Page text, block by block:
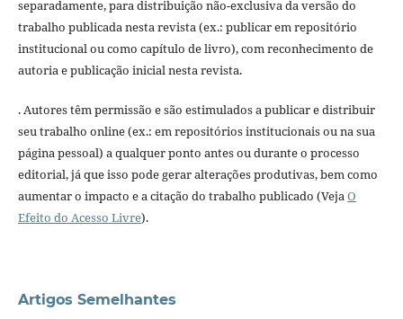
separadamente, para distribuição não-exclusiva da versão do
trabalho publicada nesta revista (ex.: publicar em repositório
institucional ou como capítulo de livro), com reconhecimento de
autoria e publicação inicial nesta revista.
. Autores têm permissão e são estimulados a publicar e distribuir
seu trabalho online (ex.: em repositórios institucionais ou na sua
página pessoal) a qualquer ponto antes ou durante o processo
editorial, já que isso pode gerar alterações produtivas, bem como
aumentar o impacto e a citação do trabalho publicado (VejaO
Efeito do Acesso Livre).
Artigos Semelhantes